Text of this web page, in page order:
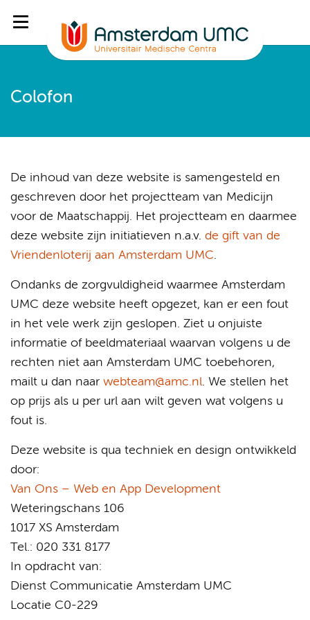
Colofon
De inhoud van deze website is samengesteld en
geschreven door het projectteam van Medicijn
voor de Maatschappij. Het projectteam en daarmee
deze website zijn initiatieven n.a.v. de gift van de
Vriendenloterij aan Amsterdam UMC.
Ondanks de zorgvuldigheid waarmee Amsterdam
UMC deze website heeft opgezet, kan er een fout
in het vele werk zijn geslopen. Ziet u onjuiste
informatie of beeldmateriaal waarvan volgens u de
rechten niet aan Amsterdam UMC toebehoren,
mailt u dan naar webteam@amc.nl. We stellen het
op prijs als u per url aan wilt geven wat volgens u
fout is.
Deze website is qua techniek en design ontwikkeld
door:
Van Ons – Web en App Development
Weteringschans 106
1017 XS Amsterdam
Tel.: 020 331 8177
In opdracht van:
Dienst Communicatie Amsterdam UMC
Locatie C0-229